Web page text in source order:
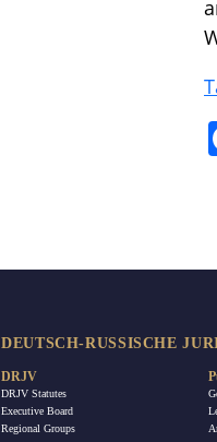
DEUTSCH-RUSSISCHE
DRJV
DRJV Statutes
Executive Board
Regional Groups